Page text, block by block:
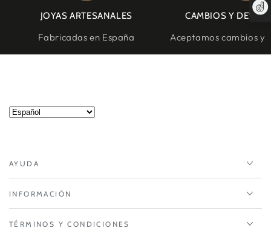
JOYAS ARTESANALES
Fabricadas en España
CAMBIOS Y
Aceptamos cambios y
AYUDA
INFORMACIÓN
TÉRMINOS Y CONDICIONES